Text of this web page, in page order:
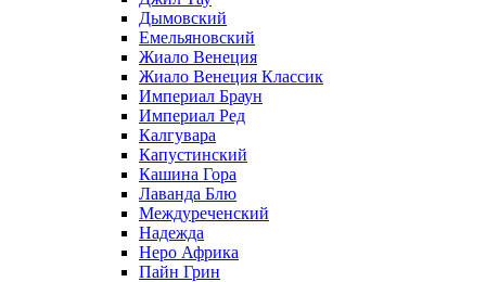
Дымовский
Емельяновский
Жиало Венеция
Жиало Венеция Классик
Империал Браун
Империал Ред
Калгувара
Капустинский
Кашина Гора
Лаванда Блю
Междуреченский
Надежда
Неро Африка
Пайн Грин